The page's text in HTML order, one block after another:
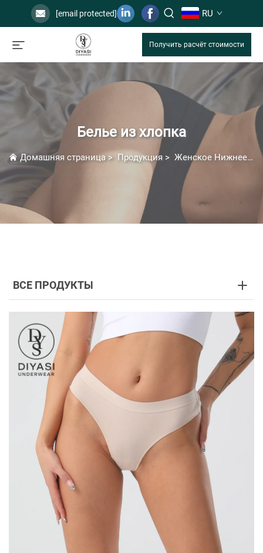
[email protected] RU
Получить расчёт стоимости
Белье из хлопка
Домашняя страница> Продукция > Женское Нижнее Белье
ВСЕ ПРОДУКТЫ